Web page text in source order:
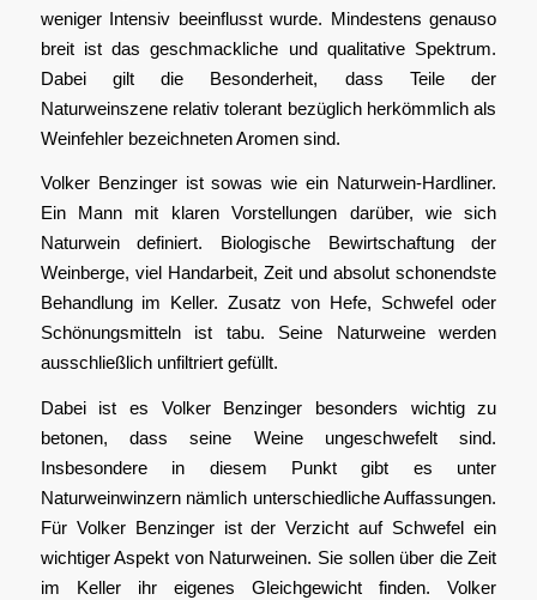
weniger Intensiv beeinflusst wurde. Mindestens genauso
breit ist das geschmackliche und qualitative Spektrum.
Dabei gilt die Besonderheit, dass Teile der
Naturweinszene relativ tolerant bezüglich herkömmlich als
Weinfehler bezeichneten Aromen sind.
Volker Benzinger ist sowas wie ein Naturwein-Hardliner.
Ein Mann mit klaren Vorstellungen darüber, wie sich
Naturwein definiert. Biologische Bewirtschaftung der
Weinberge, viel Handarbeit, Zeit und absolut schonendste
Behandlung im Keller. Zusatz von Hefe, Schwefel oder
Schönungsmitteln ist tabu. Seine Naturweine werden
ausschließlich unfiltriert gefüllt.
Dabei ist es Volker Benzinger besonders wichtig zu
betonen, dass seine Weine ungeschwefelt sind.
Insbesondere in diesem Punkt gibt es unter
Naturweinwinzern nämlich unterschiedliche Auffassungen.
Für Volker Benzinger ist der Verzicht auf Schwefel ein
wichtiger Aspekt von Naturweinen. Sie sollen über die Zeit
im Keller ihr eigenes Gleichgewicht finden. Volker